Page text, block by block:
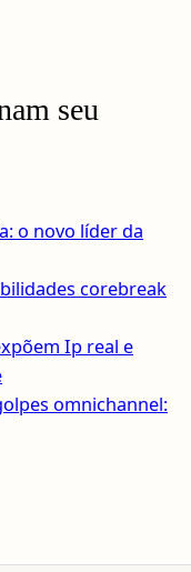
seu
o novo líder da
corebreak
Ip real e
omnichannel: